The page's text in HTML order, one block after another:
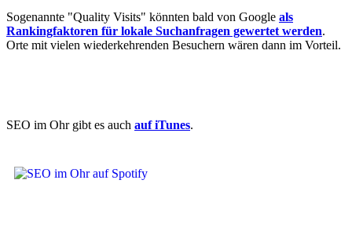
Sogenannte "Quality Visits" könnten bald von Google als
Rankingfaktoren für lokale Suchanfragen gewertet werden.
Orte mit vielen wiederkehrenden Besuchern wären dann im Vorteil.
SEO im Ohr gibt es auch auf iTunes.